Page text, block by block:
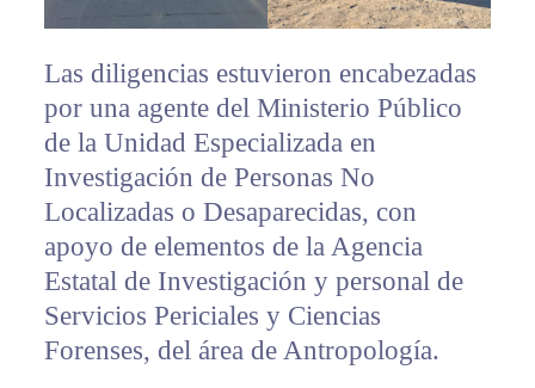
Las diligencias estuvieron encabezadas
por una agente del Ministerio Público
de la Unidad Especializada en
Investigación de Personas No
Localizadas o Desaparecidas, con
apoyo de elementos de la Agencia
Estatal de Investigación y personal de
Servicios Periciales y Ciencias
Forenses, del área de Antropología.